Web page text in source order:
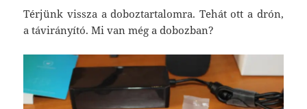
Térjünk vissza a doboztartalomra. Tehát ott a drón,
a távirányító. Mi van még a dobozban?